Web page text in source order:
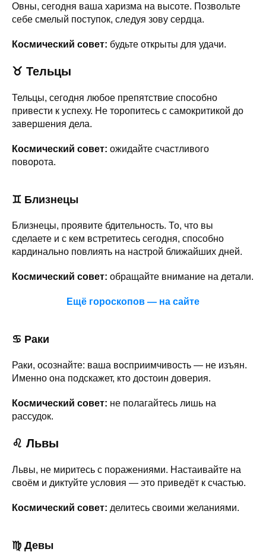
Овны, сегодня ваша харизма на высоте. Позвольте
себе смелый поступок, следуя зову сердца.
Космический совет: будьте открыты для удачи.
♉ Тельцы
Тельцы, сегодня любое препятствие способно
привести к успеху. Не торопитесь с самокритикой до
завершения дела.
Космический совет: ожидайте счастливого
поворота.
♊ Близнецы
Близнецы, проявите бдительность. То, что вы
сделаете и с кем встретитесь сегодня, способно
кардинально повлиять на настрой ближайших дней.
Космический совет: обращайте внимание на детали.
Ещё гороскопов — на сайте
♋ Раки
Раки, осознайте: ваша восприимчивость — не изъян.
Именно она подскажет, кто достоин доверия.
Космический совет: не полагайтесь лишь на
рассудок.
♌ Львы
Львы, не миритесь с поражениями. Настаивайте на
своём и диктуйте условия — это приведёт к счастью.
Космический совет: делитесь своими желаниями.
♍ Девы